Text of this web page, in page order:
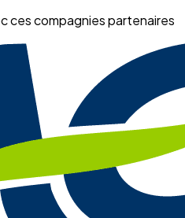
ces compagnies partenaires